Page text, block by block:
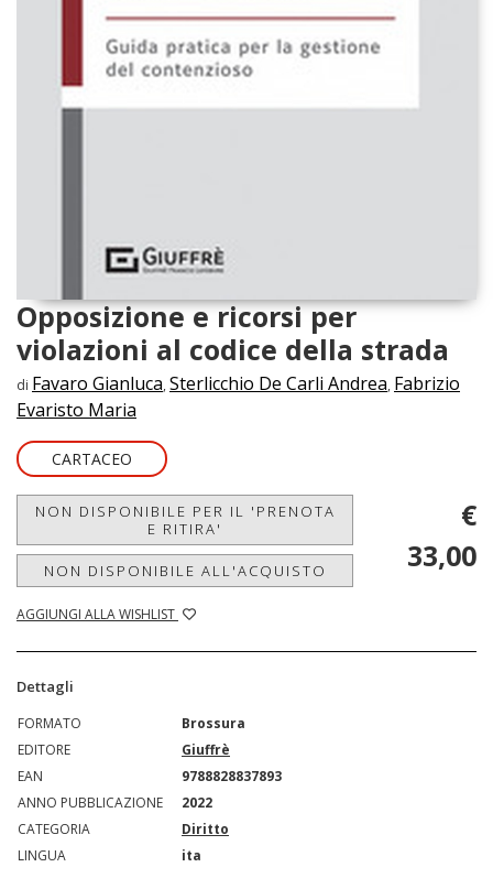
Opposizione e ricorsi per
violazioni al codice della strada
di Favaro Gianluca, Sterlicchio De Carli Andrea, Fabrizio
Evaristo Maria
CARTACEO
NON DISPONIBILE PER IL 'PRENOTA
E RITIRA'
NON DISPONIBILE ALL'ACQUISTO
AGGIUNGI ALLA WISHLIST
€
33,00
Dettagli
FORMATO
Brossura
EDITORE
Giuffrè
EAN
9788828837893
ANNO PUBBLICAZIONE
2022
CATEGORIA
Diritto
LINGUA
ita